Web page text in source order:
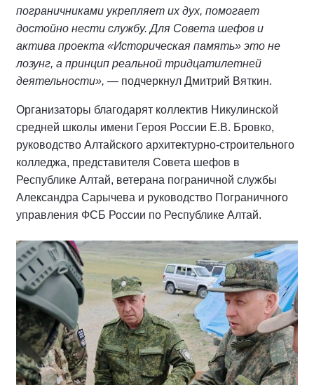
пограничниками укрепляет их дух, помогает
достойно нести службу. Для Совета шефов и
актива проекта «Историческая память» это не
лозунг, а принцип реальной тридцатилетней
деятельности», — подчеркнул Дмитрий Вяткин.
Организаторы благодарят коллектив Никулинской
средней школы имени Героя России Е.В. Бровко,
руководство Алтайского архитектурно-строительного
колледжа, представителя Совета шефов в
Республике Алтай, ветерана пограничной службы
Александра Сарычева и руководство Пограничного
управления ФСБ России по Республике Алтай.